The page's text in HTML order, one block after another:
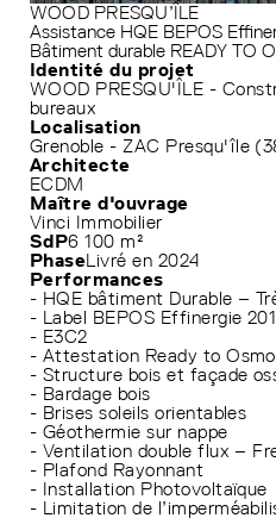
WOOD PRESQU’ÎLE
Assistance HQE BEPOS
Bâtiment durable READY TO
Identité du projet
WOOD PRESQU'ÎLE -
bureaux
Localisation
Grenoble - ZAC Presqu'île
Architecte
ECDM
Maître d'ouvrage
Vinci Immobilier
SdP6 100 m²
PhaseLivré en 2024
Performances
- HQE bâtiment Durable –
- Label BEPOS Effinergie
- E3C2
- Attestation Ready to
- Structure bois et façade
- Bardage bois
- Brises soleils orientables
- Géothermie sur nappe
- Ventilation double flux –
- Plafond Rayonnant
- Installation Photovoltaïque
- Limitation de